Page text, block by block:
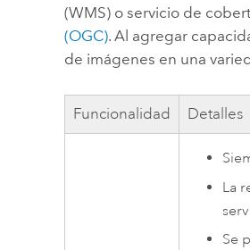
(WMS) o servicio de
(OGC). Al agregar
de imágenes en una
Funcionalidad Detalles
La
Se